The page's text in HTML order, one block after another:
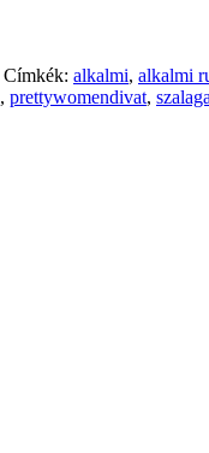
Címkék: alkalmi, alkalmi
, prettywomendivat,